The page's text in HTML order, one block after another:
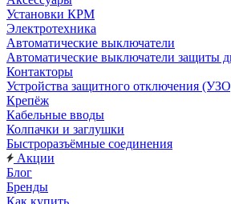
Установки КРМ
Электротехника
Автоматические выключатели
Автоматические выключатели защиты
Контакторы
Устройства защитного отключения
Крепёж
Кабельные вводы
Колпачки и заглушки
Быстроразъёмные соединения
Акции
Блог
Бренды
Как купить